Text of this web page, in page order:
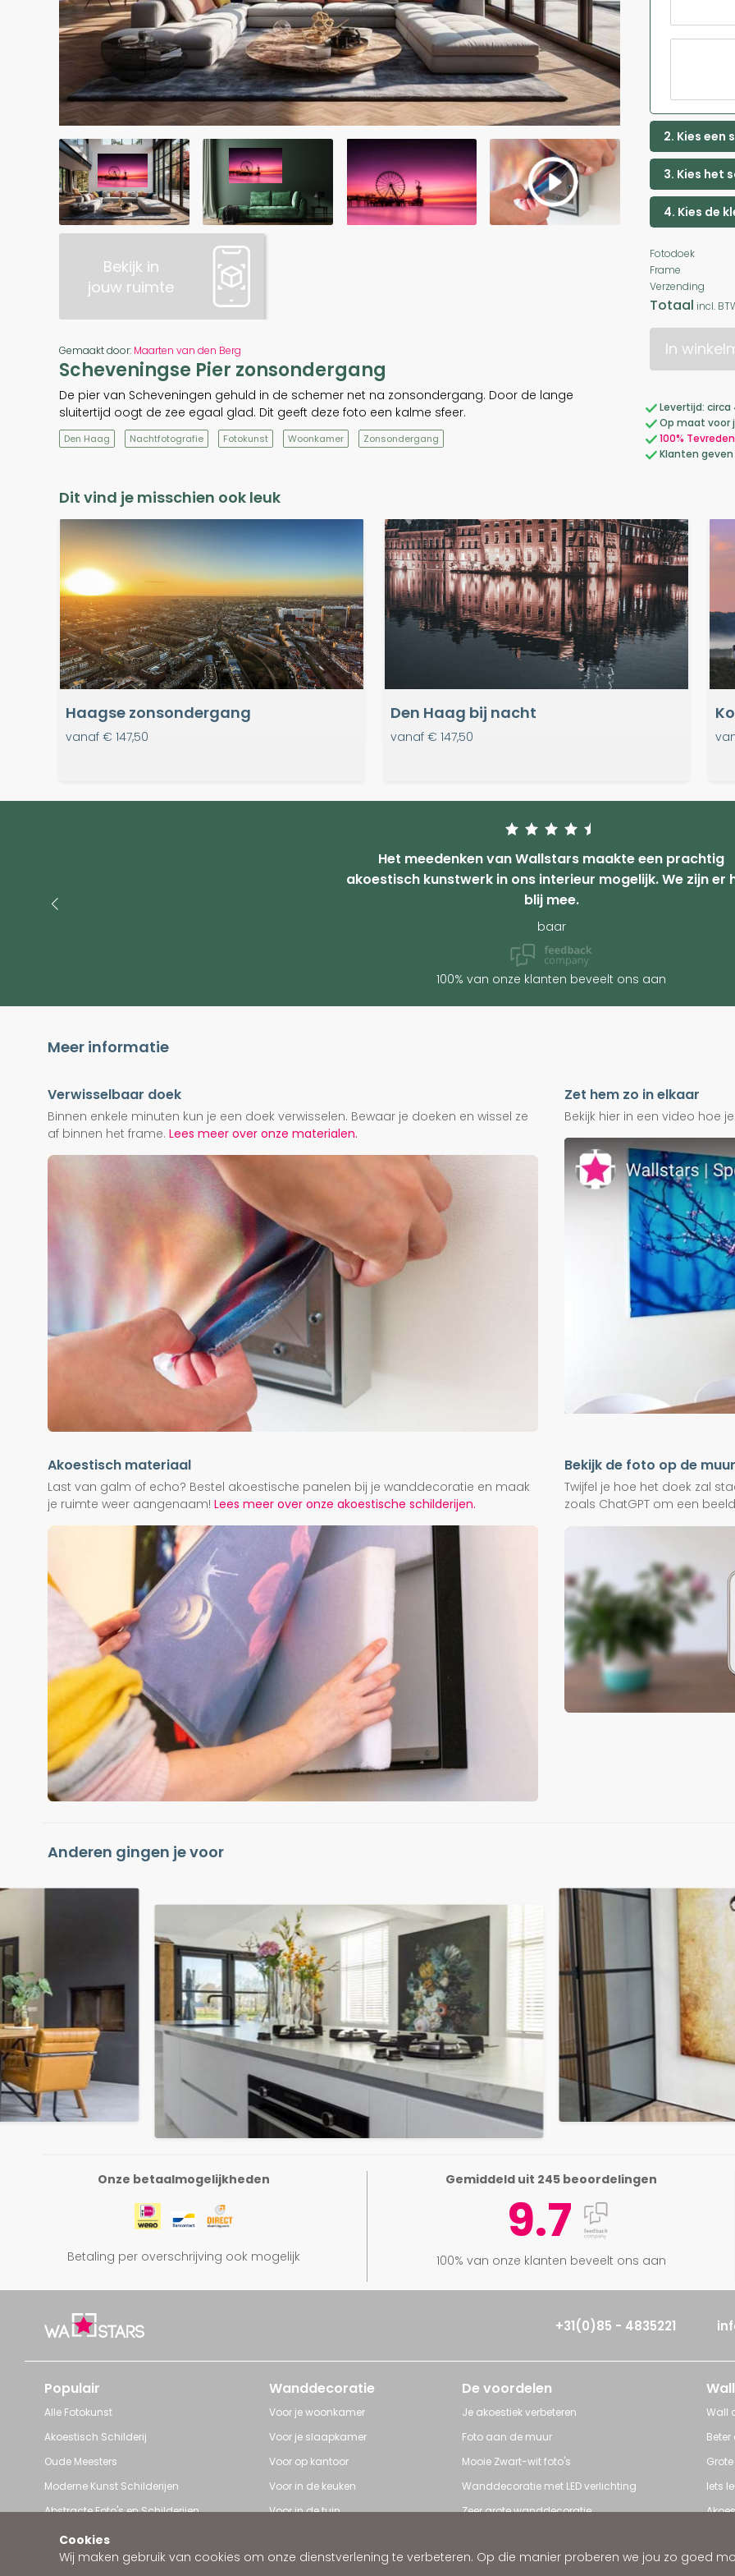
Cookies
Wij maken gebruik van cookies om onze dienstverlening te verbeteren. Op die manier proberen we jou zo goed
Bekijk in
jouw ruimte
Gemaakt door: Maarten van den Berg
Scheveningse Pier zonsondergang
De pier van Scheveningen gehuld in de schemer net na zonsondergang. Door de lange
sluitertijd oogt de zee egaal glad. Dit geeft deze foto een kalme sfeer.
Den Haag Nachtfotografie Fotokunst Woonkamer Zonsondergang
2. Kies een
3. Kies het
4. Kies de
Fotodoek
Frame
Verzending
Totaal incl.
In
Levertijd:
Op maat voor
100%
Klanten
Dit vind je misschien ook leuk
Haagse zonsondergang
vanaf € 147,50
Den Haag bij nacht
vanaf € 147,50
Het meedenken van Wallstars maakte een prachtig
akoestisch kunstwerk in ons interieur mogelijk. We zijn er
blij mee.
baar
100% van onze klanten beveelt ons aan
Meer informatie
Verwisselbaar doek
Binnen enkele minuten kun je een doek verwisselen. Bewaar je doeken en wissel ze
af binnen het frame. Lees meer over onze materialen.
Zet hem zo in elkaar
Bekijk hier in een video hoe
Akoestisch materiaal
Last van galm of echo? Bestel akoestische panelen bij je wanddecoratie en maak
je ruimte weer aangenaam! Lees meer over onze akoestische schilderijen.
Bekijk de foto op de muur
Twijfel je hoe het doek zal
zoals ChatGPT om een
Anderen gingen je voor
Onze betaalmogelijkheden
Betaling per overschrijving ook mogelijk
Gemiddeld uit 245 beoordelingen
9.7
100% van onze klanten beveelt ons aan
+31(0)85 - 4835221
Populair
Alle Fotokunst
Akoestisch Schilderij
Oude Meesters
Moderne Kunst Schilderijen
Abstracte Foto's en Schilderijen
Pop Art schilderijen
Art Frame van Wallstars
Wanddecoratie
Voor je woonkamer
Voor je slaapkamer
Voor op kantoor
Voor in de keuken
Voor in de tuin
Zakelijke wanddecoratie
De voordelen
Je akoestiek verbeteren
Foto aan de muur
Mooie Zwart-wit foto's
Wanddecoratie met LED verlichting
Zeer grote wanddecoratie
Wall
Iets